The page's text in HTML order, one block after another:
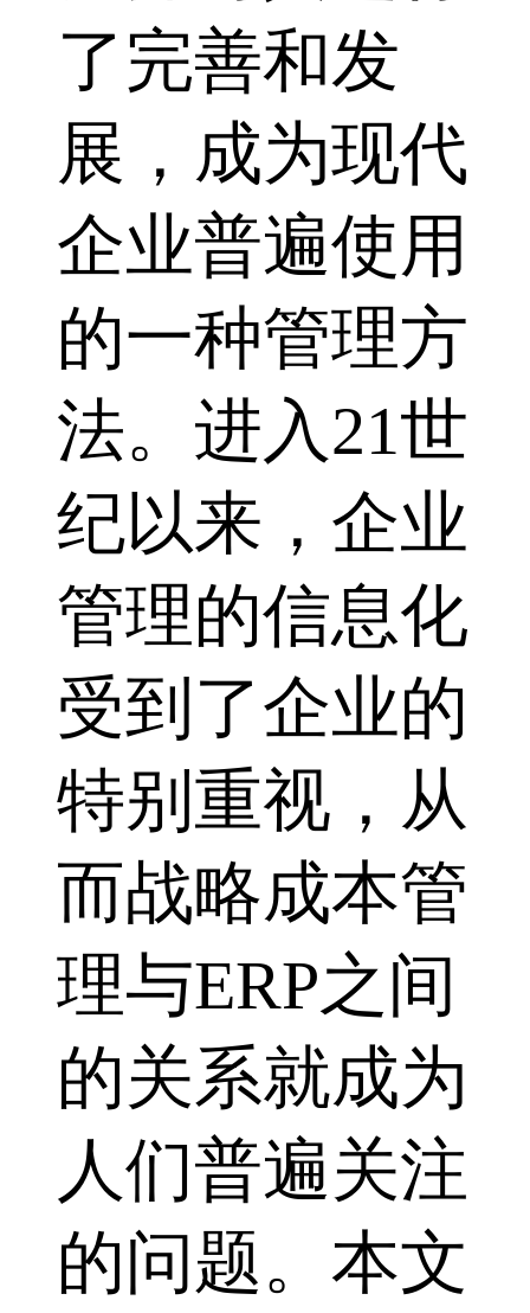
了完善和发
展，成为现代
企业普遍使用
的一种管理方
法。进入21世
纪以来，企业
管理的信息化
受到了企业的
特别重视，从
而战略成本管
理与ERP之间
的关系就成为
人们普遍关注
的问题。本文